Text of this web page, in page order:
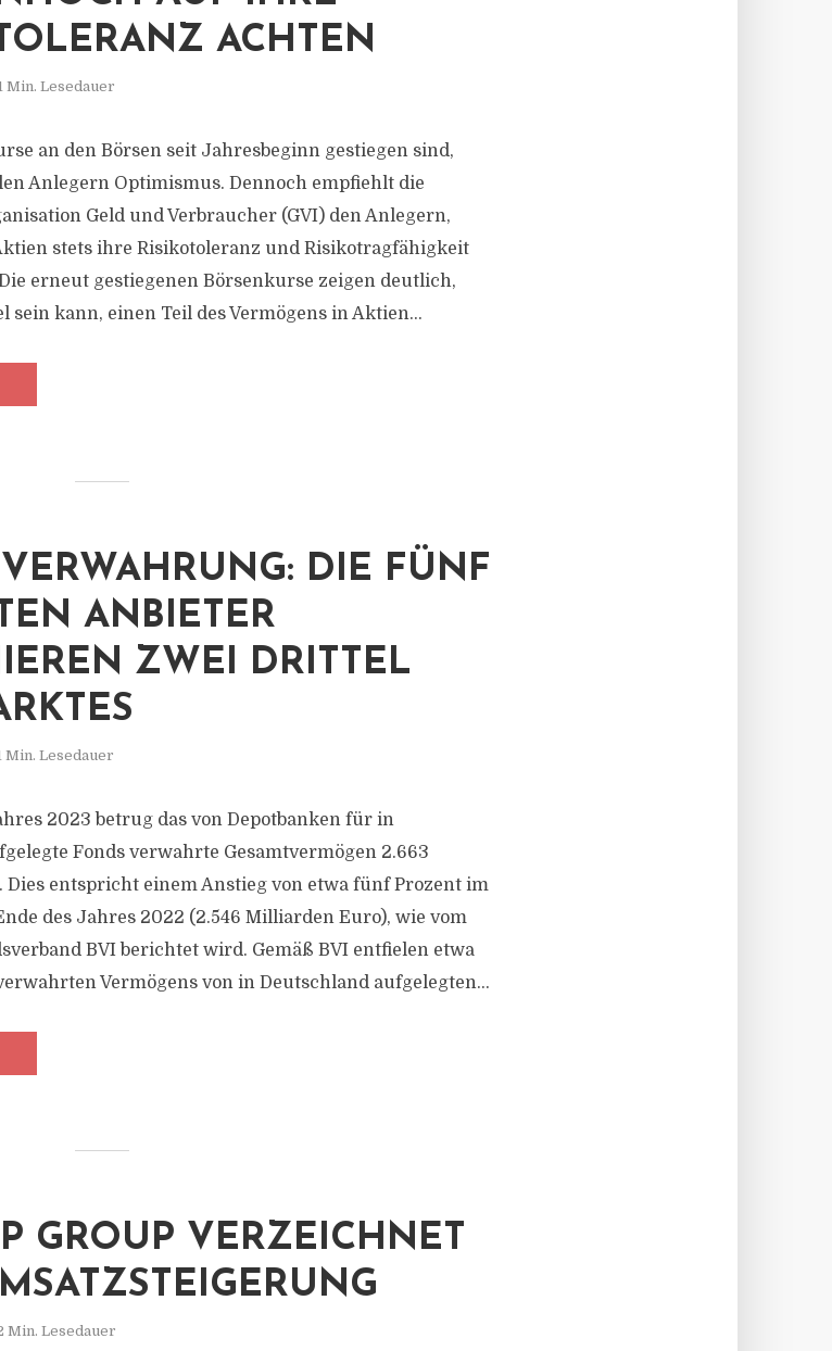
ACHTEN
Min. Lesedauer
an den Börsen seit Jahresbeginn gestiegen sind,
Anlegern Optimismus. Dennoch empfiehlt die
Geld und Verbraucher (GVI) den Anlegern,
stets ihre Risikotoleranz und Risikotragfähigkeit
erneut gestiegenen Börsenkurse zeigen deutlich,
sein kann, einen Teil des Vermögens in Aktien...
DIE FÜNF
ANBIETER D
ZWEI DRITTEL D
Min. Lesedauer
2023 betrug das von Depotbanken für in
Fonds verwahrte Gesamtvermögen 2.663
entspricht einem Anstieg von etwa fünf Prozent im
des Jahres 2022 (2.546 Milliarden Euro), wie vom
BVI berichtet wird. Gemäß BVI entfielen etwa
Vermögens von in Deutschland aufgelegten...
GROUP VERZEICHNET
Min. Lesedauer